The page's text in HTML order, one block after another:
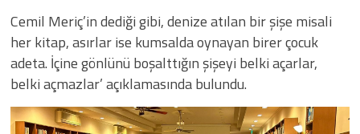
Cemil Meriç’in dediği gibi, denize atılan bir şişe misali
her kitap, asırlar ise kumsalda oynayan birer çocuk
adeta. İçine gönlünü boşalttığın şişeyi belki açarlar,
belki açmazlar’ açıklamasında bulundu.